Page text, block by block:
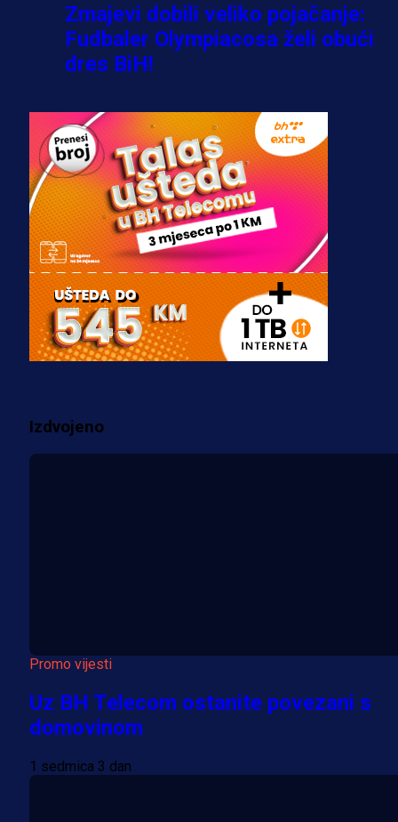
Zmajevi dobili veliko pojačanje:
Fudbaler Olympiacosa želi obući
dres BiH!
Premijer liga BiH
Misimović priveden: SIPA ga tereti
za pranje novca, pretresaju
prostorije FK Borac!
2 sedmica 3 dan
Reprezentacije
Bio je uhapšen s Tijanom Ajfon u
BiH, a sada sudi finale Svjetskog
prvenstva!
Više vijesti
Izdvojeno
Promo vijesti
Uz BH Telecom ostanite povezani s
domovinom
1 sedmica 3 dan